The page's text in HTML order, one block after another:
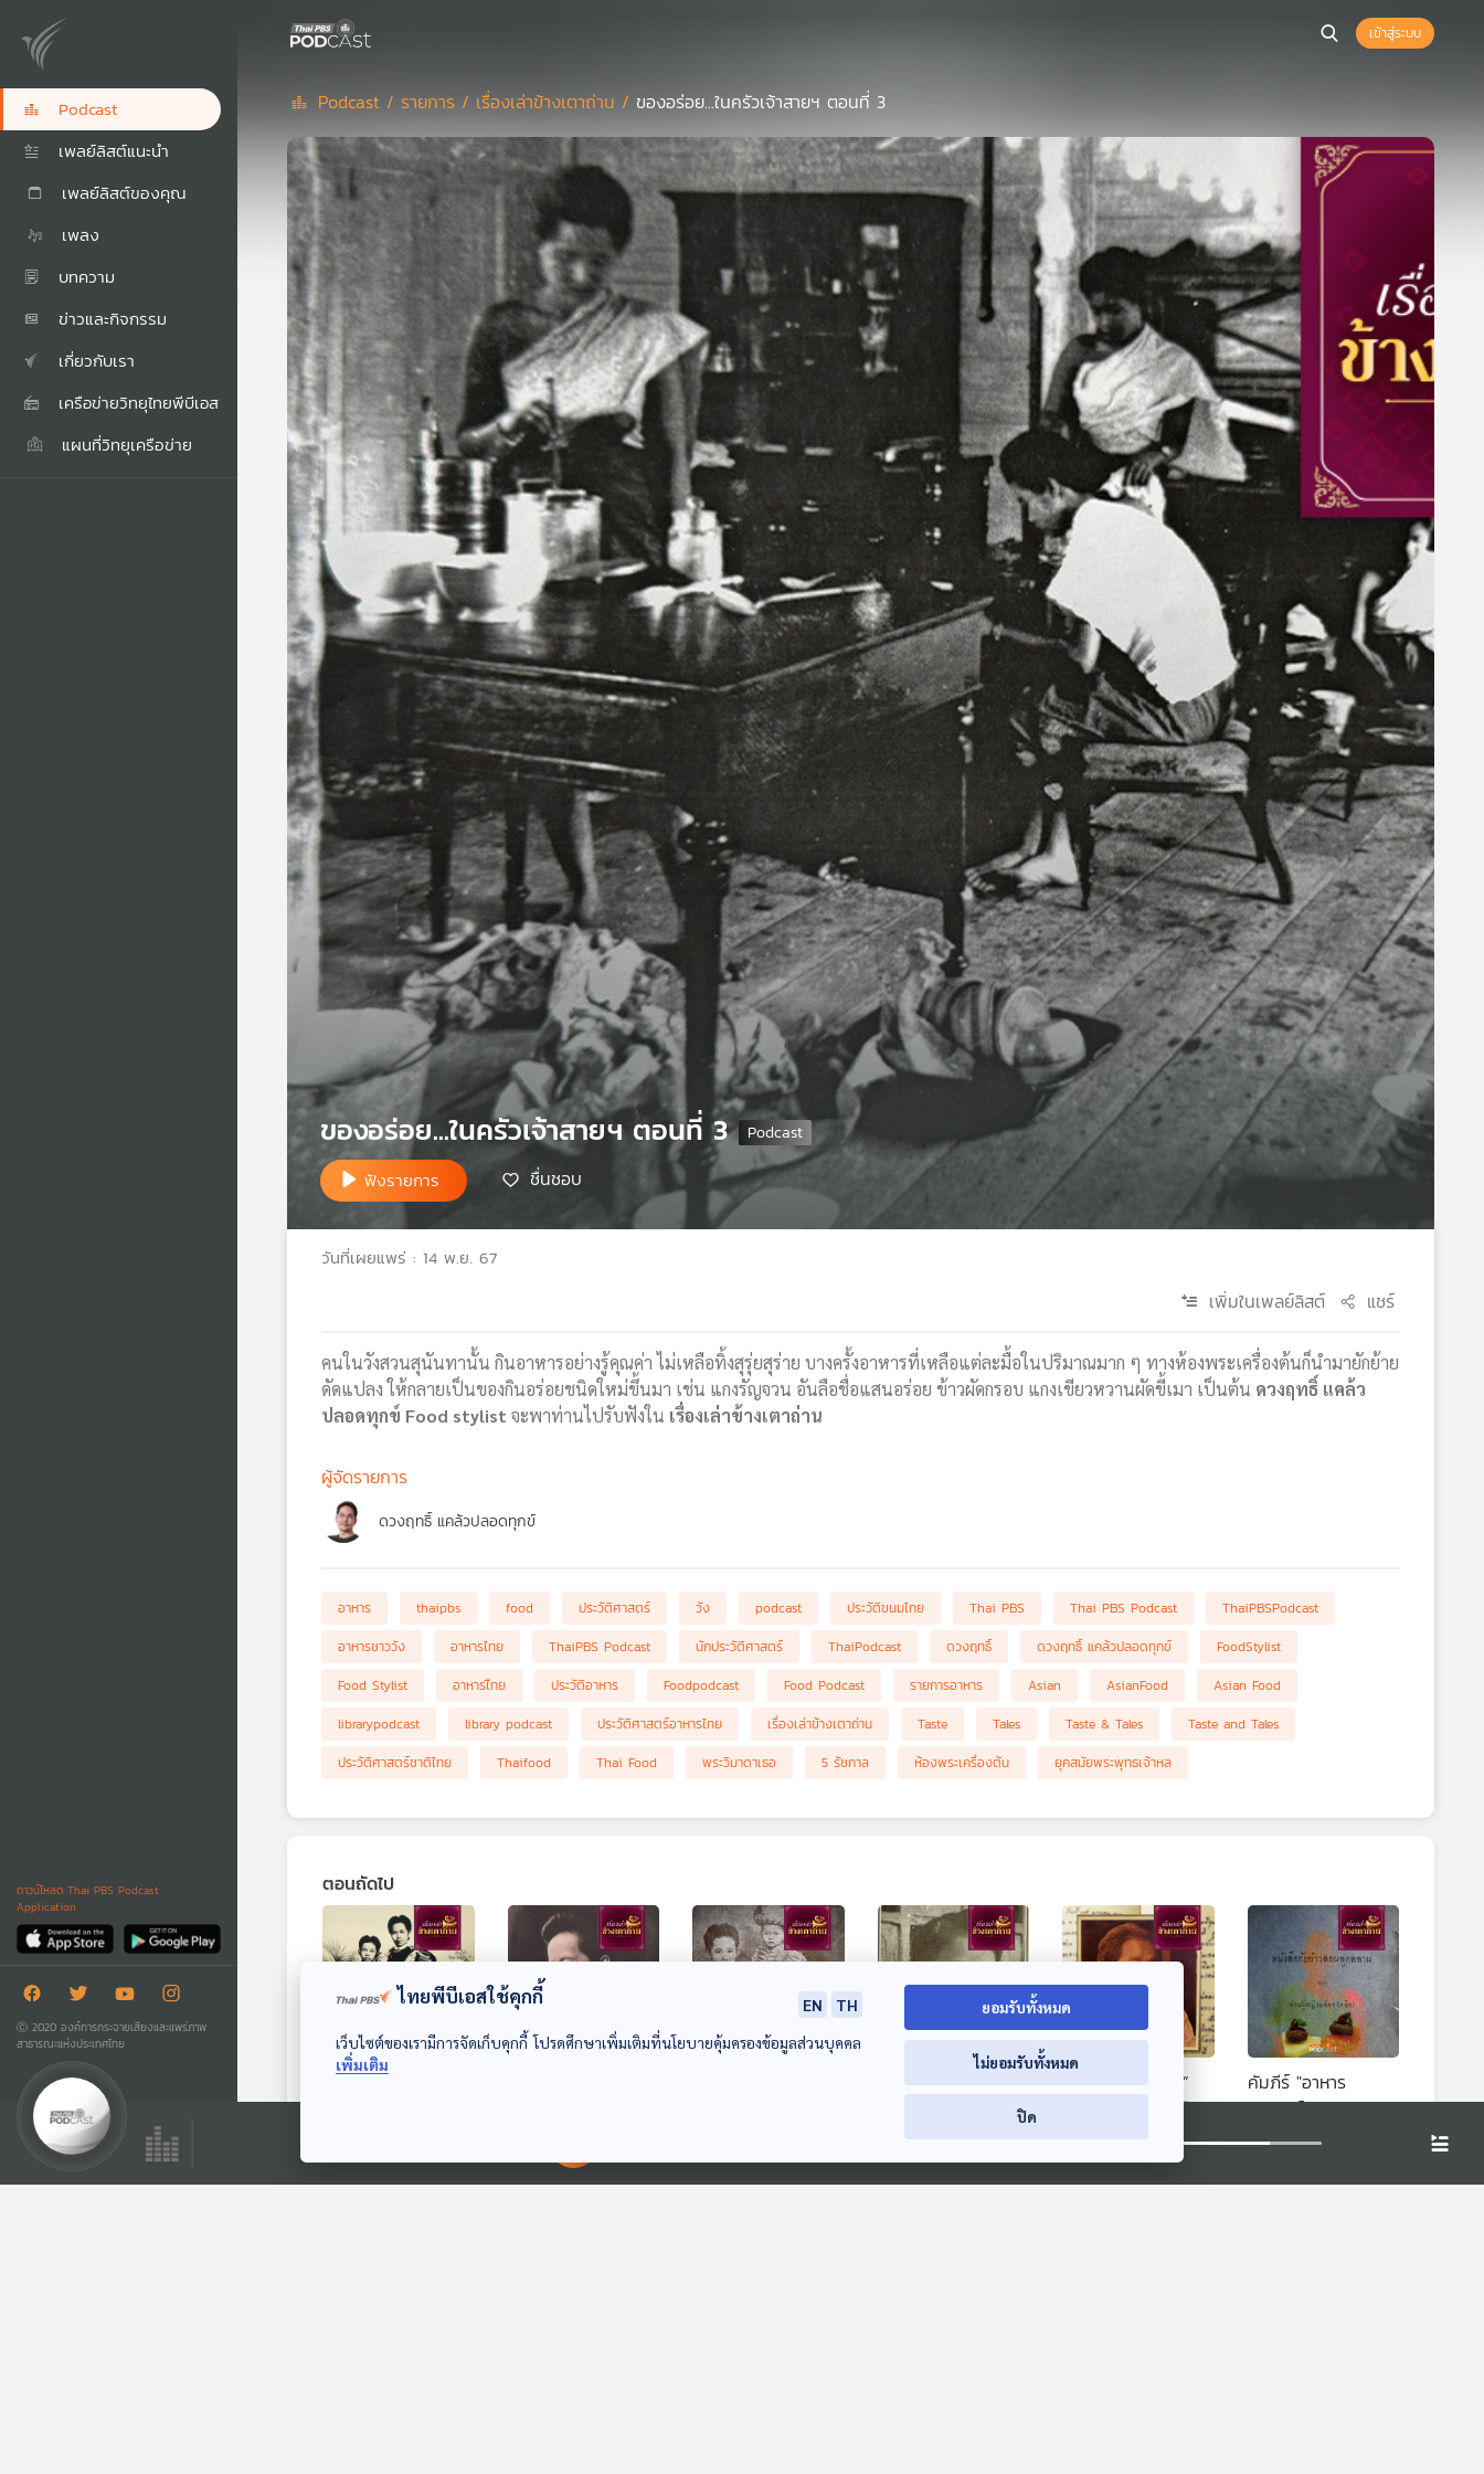
Podcast
เพลย์ลิสต์แนะนำ
เพลย์ลิสต์ของคุณ
เพลง
บทความ
ข่าวและกิจกรรม
เกี่ยวกับเรา
เครือข่ายวิทยุไทยพีบีเอส
แผนที่วิทยุเครือข่าย
ดาวน์โหลด Thai PBS Podcast
Application
Ⓒ 2020 องค์การกระจายเสียงและแพร่ภาพ
สาธารณะแห่งประเทศไทย
เข้าสู่ระบบ
Podcast / รายการ / เรื่องเล่าข้างเตาถ่าน / ของอร่อย...ในครัวเจ้าสายฯ ตอนที่ 3
ของอร่อย...ในครัวเจ้าสายฯ ตอนที่ 3
ฟังรายการ ชื่นชอบ
วันที่เผยแพร่ : 14 พ.ย. 67
เพิ่มในเพลย์ลิสต์ แชร์
คนในวังสวนสุนันทานั้น กินอาหารอย่างรู้คุณค่า ไม่เหลือทิ้งสุรุ่ยสุร่าย บางครั้งอาหารที่เหลือแต่ละมื้อในปริมาณมาก ๆ ทางห้องพระเครื่องต้นก็นำมายักย้าย
ดัดแปลง ให้กลายเป็นของกินอร่อยชนิดใหม่ขึ้นมา เช่น แกงรัญจวน อันลือชื่อแสนอร่อย ข้าวผัดกรอบ แกงเขียวหวานผัดขี้เมา เป็นต้น ดวงฤทธิ์ แคล้ว
ปลอดทุกข์ Food stylist จะพาท่านไปรับฟังใน เรื่องเล่าข้างเตาถ่าน
ผู้จัดรายการ
ดวงฤทธิ์ แคล้วปลอดทุกข์
อาหาร thaipbs food ประวัติศาสตร์ วัง podcast ประวัติขนมไทย Thai PBS Thai PBS Podcast
ThaiPBSPodcast
อาหารชาววัง
อาหารไทย ThaiPBS Podcast นักประวัติศาสตร์ ThaiPodcast ดวงฤทธิ์ ดวงฤทธิ์ แคล้วปลอดทุกข์
FoodStylist
Food Stylist
อาหารไืทย ประวัติอาหาร Foodpodcast Food Podcast รายการอาหาร Asian AsianFood
Asian Food
librarypodcast
library podcast ประวัติศาสตร์อาหารไทย เรื่องเล่าข้างเตาถ่าน Taste Tales Taste & Tales
Taste and Tales
ประวัติศาสตร์ชาติไทย
Thaifood Thai Food พระวิมาดาเธอ 5 รัชกาล ห้องพระเครื่องต้น ยุคสมัยพระพุทธเจ้าหล
ตอนถัดไป
สายทิพย์ แห่งวัง
"ท่านหญิงเป้า" หม่อม
ท้าวทองกีบม้าแห่งยุค
รัชกาลที่ 9
เรื่องเล่าข้างเตาถ่าน
ตำนาน “กะปิพล่า”
อร่อยจนต้องเลียมือ
เรื่องเล่าข้างเตาถ่าน
คัมภีร์ "อาหาร
อินเตอร์"
เรื่องเล่าข้างเตาถ่าน
00:00:00
ไทยพีบีเอสใช้คุกกี้ EN
TH
เว็บไซต์ของเรามีการจัดเก็บคุกกี้ โปรดศึกษาเพิ่มเติมที่นโยบายคุ้มครองข้อมูลส่วนบุคคล
เพิ่มเติม
ยอมรับทั้งหมด
ไม่ยอมรับทั้งหมด
ปิด